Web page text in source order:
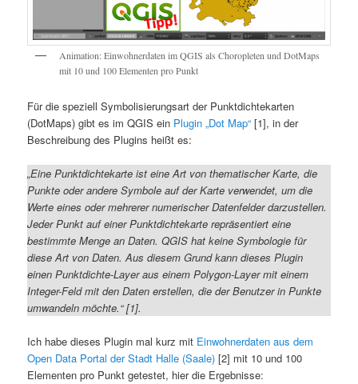
Animation: Einwohnerdaten im QGIS als Choropleten und DotMaps
mit 10 und 100 Elementen pro Punkt
Für die speziell Symbolisierungsart der Punktdichtekarten
(DotMaps) gibt es im QGIS ein Plugin „Dot Map“ [1], in der
Beschreibung des Plugins heißt es:
„Eine Punktdichtekarte ist eine Art von thematischer Karte, die
Punkte oder andere Symbole auf der Karte verwendet, um die
Werte eines oder mehrerer numerischer Datenfelder darzustellen.
Jeder Punkt auf einer Punktdichtekarte repräsentiert eine
bestimmte Menge an Daten. QGIS hat keine Symbologie für
diese Art von Daten. Aus diesem Grund kann dieses Plugin
einen Punktdichte-Layer aus einem Polygon-Layer mit einem
Integer-Feld mit den Daten erstellen, die der Benutzer in Punkte
umwandeln möchte.“ [1].
Ich habe dieses Plugin mal kurz mit Einwohnerdaten aus dem
Open Data Portal der Stadt Halle (Saale) [2] mit 10 und 100
Elementen pro Punkt getestet, hier die Ergebnisse: